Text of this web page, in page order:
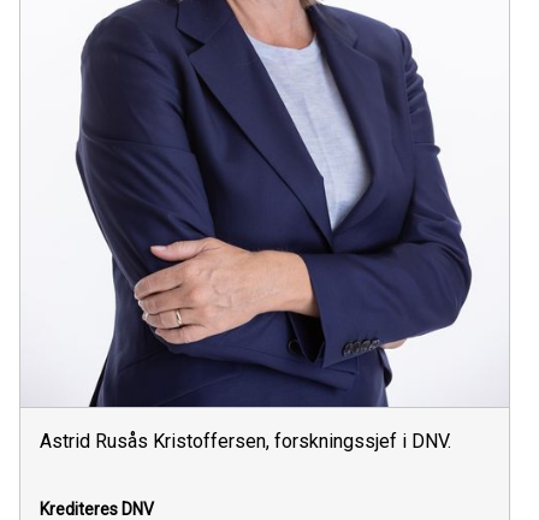
Astrid Rusås Kristoffersen, forskningssjef i DNV.
Krediteres DNV